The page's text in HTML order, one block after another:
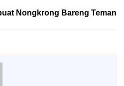
Nongkrong Bareng Teman